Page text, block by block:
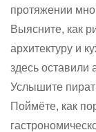
протяжении
Выясните, как
архитектуру и
здесь оставили
Услышите
Поймёте, как